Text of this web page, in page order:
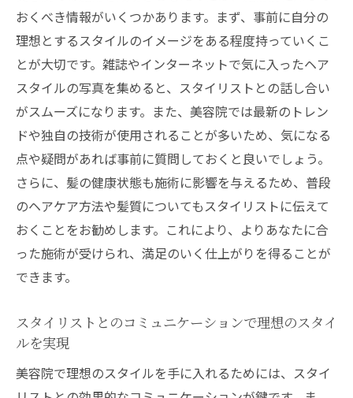
美容院でのカウンセリング体験の活用法
美容院でトレンドを取り入れるスタイル提案
最新トレンドヘアの美容院での実現法
美容院で取り入れるべきトレンドスタイル
トレンドを自分らしく取り入れるスタイル
アドバイス
美容院でのトレンドスタイルの選び方
スタイリストが教えるトレンドスタイルの
魅力
美容院活用でトレンドを先取りする方法
スタイリストと共に理想のスタイルを追求
自分らしさを引き出すスタイリスト選びの
コツ
おくべき情報がいくつかあります。まず、事前に自分の
理想とするスタイルのイメージをある程度持っていくこ
とが大切です。雑誌やインターネットで気に入ったヘア
スタイルの写真を集めると、スタイリストとの話し合い
がスムーズになります。また、美容院では最新のトレン
ドや独自の技術が使用されることが多いため、気になる
点や疑問があれば事前に質問しておくと良いでしょう。
さらに、髪の健康状態も施術に影響を与えるため、普段
のヘアケア方法や髪質についてもスタイリストに伝えて
おくことをお勧めします。これにより、よりあなたに合
った施術が受けられ、満足のいく仕上がりを得ることが
できます。
スタイリストとのコミュニケーションで理想のスタイ
ルを実現
美容院で理想のスタイルを手に入れるためには、スタイ